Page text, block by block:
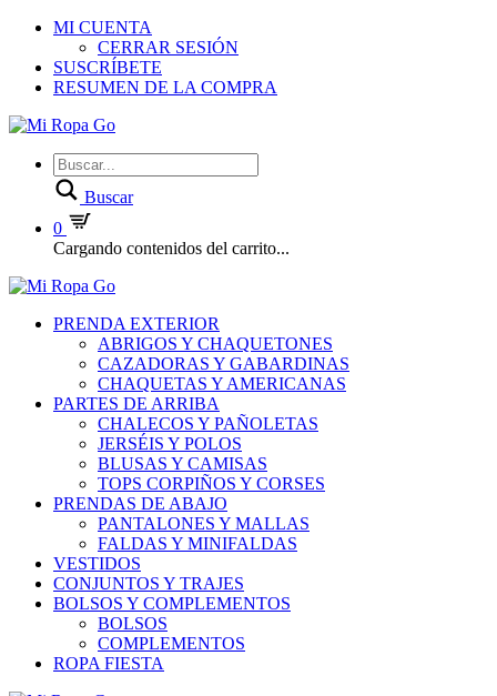
MI CUENTA
CERRAR SESIÓN
SUSCRÍBETE
RESUMEN DE LA COMPRA
Buscar
0
Cargando contenidos del carrito...
PRENDA EXTERIOR
ABRIGOS Y CHAQUETONES
CAZADORAS Y GABARDINAS
CHAQUETAS Y AMERICANAS
PARTES DE ARRIBA
CHALECOS Y PAÑOLETAS
JERSÉIS Y POLOS
BLUSAS Y CAMISAS
TOPS CORPIÑOS Y CORSES
PRENDAS DE ABAJO
PANTALONES Y MALLAS
FALDAS Y MINIFALDAS
VESTIDOS
CONJUNTOS Y TRAJES
BOLSOS Y COMPLEMENTOS
BOLSOS
COMPLEMENTOS
ROPA FIESTA